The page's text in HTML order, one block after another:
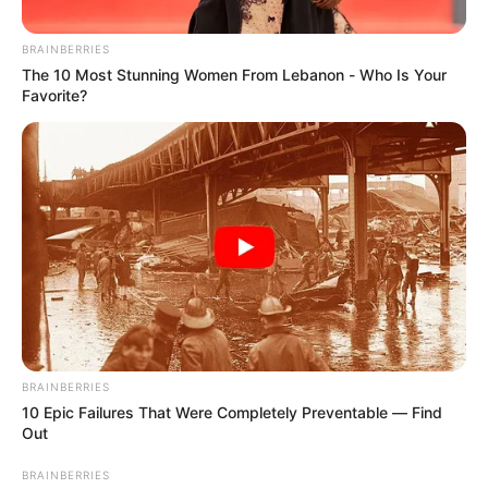
Archivo /RCN Radio
Descuentos en gasolina
Por:Natalia Espitia Salazar
Marzo 9, 2024
BRAINBERRIES
The 10 Most Stunning Women From Lebanon - Who Is Your
Favorite?
BRAINBERRIES
10 Epic Failures That Were Completely Preventable — Find
Out
BRAINBERRIES